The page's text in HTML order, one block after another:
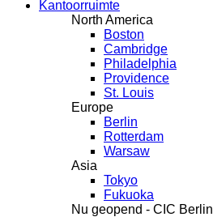
Kantoorruimte
North America
Boston
Cambridge
Philadelphia
Providence
St. Louis
Europe
Berlin
Rotterdam
Warsaw
Asia
Tokyo
Fukuoka
Nu geopend - CIC Berlin